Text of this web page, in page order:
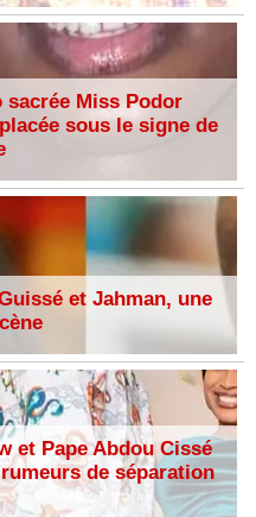
sacrée Miss Podor
sous le signe de
et Jahman, une
et Pape Abdou Cissé
de séparation